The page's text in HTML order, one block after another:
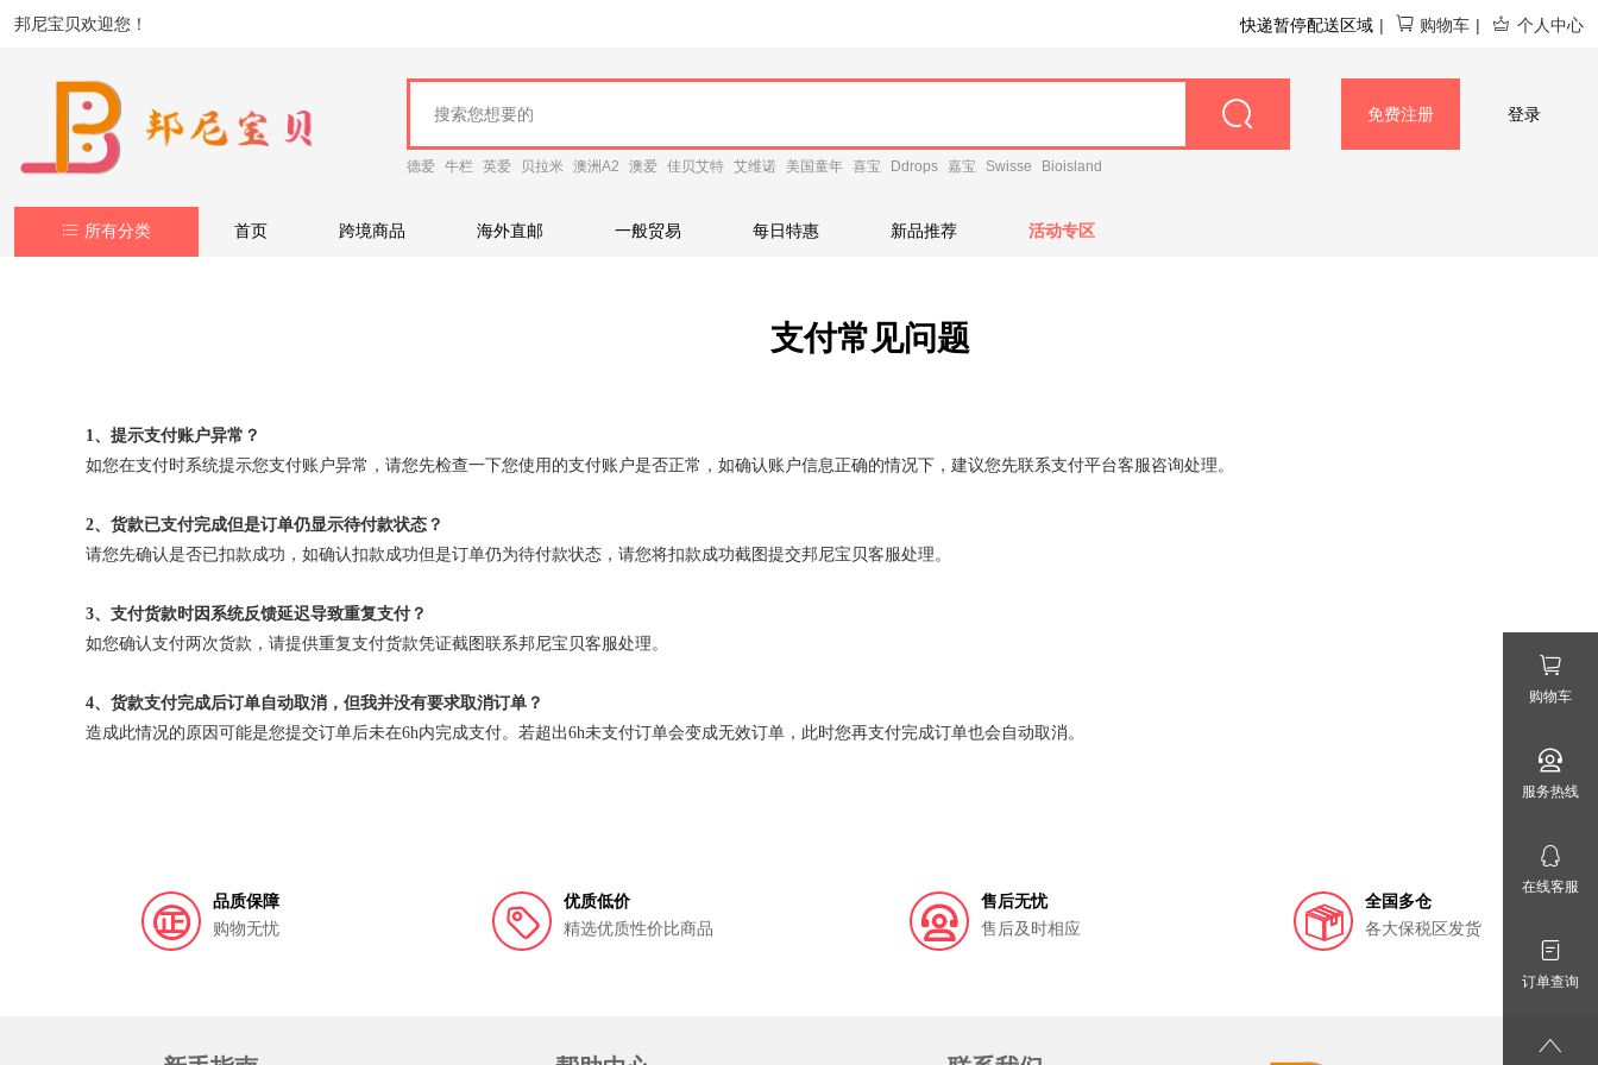
邦尼宝贝欢迎您！ 快递暂停配送区域 | 购物车 | 个人中心
德爱 牛栏 英爱 贝拉米 澳洲A2 澳爱 佳贝艾特 艾维诺 美国童年 喜宝 Ddrops 嘉宝 Swisse Bioisland
免费注册 登录
所有分类 首页 跨境商品 海外直邮 一般贸易 每日特惠 新品推荐 活动专区
支付常见问题
1、提示支付账户异常？
如您在支付时系统提示您支付账户异常，请您先检查一下您使用的支付账户是否正常，如确认账户信息正确的情况下，建议您先联系支付平台客服咨询处理。
2、货款已支付完成但是订单仍显示待付款状态？
请您先确认是否已扣款成功，如确认扣款成功但是订单仍为待付款状态，请您将扣款成功截图提交邦尼宝贝客服处理。
3、支付货款时因系统反馈延迟导致重复支付？
如您确认支付两次货款， 请提供重复支付货款凭证截图联系邦尼宝贝客服处理。
4、货款支付完成后订单自动取消，但我并没有要求取消订单？
造成此情况的原因可能是您提交订单后未在6h内完成支付。若超出6h未支付订单会变成无效订单，此时您再支付完成订单也会自动取消。
品质保障
购物无忧
优质低价
精选优质性价比商品
售后无忧
售后及时相应
全国多仓
各大保税区发货
购物车
服务热线
在线客服
订单查询